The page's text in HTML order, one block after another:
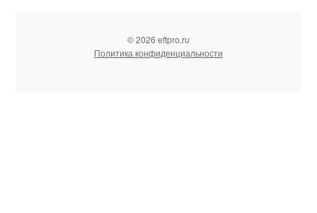
© 2026 eftpro.ru
Политика конфиденциальности